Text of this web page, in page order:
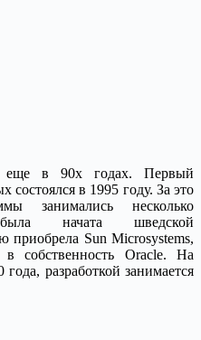
еще в 90х годах. Первый
в 1995 году. За это
занимались несколько
начата шведской
Sun Microsystems,
в собственность Oracle. На
разработкой занимается